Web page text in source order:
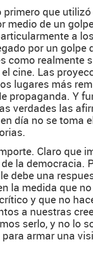
que
medio de un
a
por un golpe
como realmente
cine. Las
lugares más
propaganda. Y
verdades las
día no se toma
Claro que
la democracia.
debe una
la medida que
y que no
a nuestras
serlo, y no lo
armar una